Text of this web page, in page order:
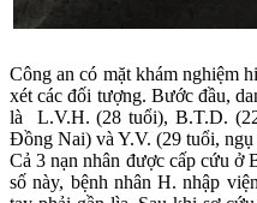
Công an có mặt khám nghiệm
xét các đối tượng. Bước đầu,
là L.V.H. (28 tuổi), B.T.D.
Đồng Nai) và Y.V. (29 tuổi,
Cả 3 nạn nhân được cấp cứu ở
số này, bệnh nhân H. nhập